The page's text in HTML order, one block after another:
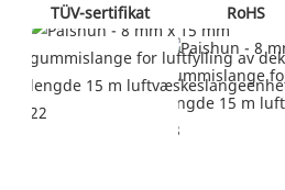
TÜV-sertifikat RoHS